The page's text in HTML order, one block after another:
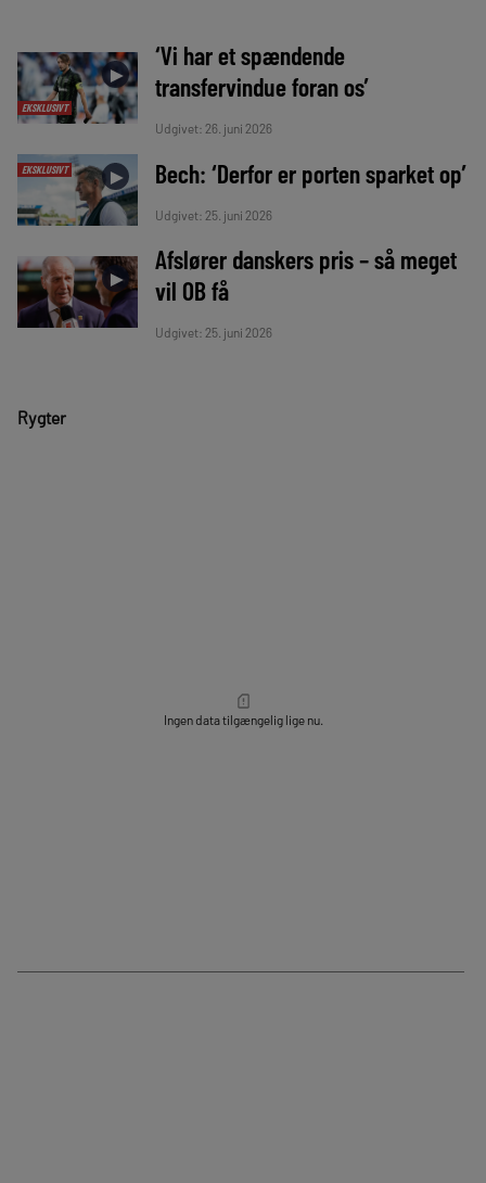
EKSKLUSIVT
►
‘Vi har et spændende
transfervindue foran os’
Udgivet: 26. juni 2026
EKSKLUSIVT ► Bech: ‘Derfor er porten sparket op’
Udgivet: 25. juni 2026
►
Afslører danskers pris – så meget
vil OB få
Udgivet: 25. juni 2026
Rygter